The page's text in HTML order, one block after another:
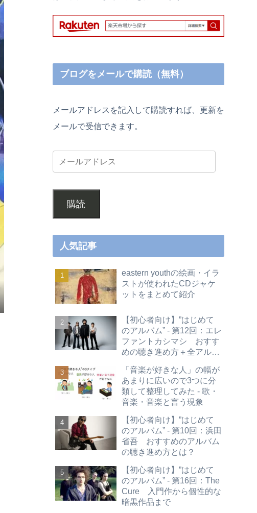
ブログをメールで購読（無料）
メールアドレスを記入して購読すれば、更新を
メールで受信できます。
購読
人気記事
eastern youthの絵画・イラ
ストが使われたCDジャケ
ットをまとめて紹介
【初心者向け】”はじめて
のアルバム” - 第12回：エレ
ファントカシマシ おすす
めの聴き進め方＋全アルバ
「音楽が好きな人」の幅が
あまりに広いので3つに分
類して整理してみた - 歌・
音楽・音楽と言う現象
【初心者向け】”はじめて
のアルバム” - 第10回：浜田
省吾 おすすめのアルバム
の聴き進め方とは？
【初心者向け】”はじめて
のアルバム” - 第16回：The
Cure 入門作から個性的な
暗黒作品まで